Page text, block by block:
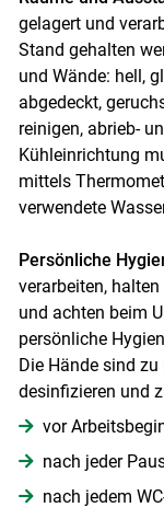
gelagert und
Stand gehalten
und Wände: hell,
abgedeckt,
reinigen, abrieb-
Kühleinrichtung
mittels
verwendete
Persönliche
verarbeiten,
und achten beim
persönliche
Die Hände sind
desinfizieren und
vor
nach jeder
nach jedem